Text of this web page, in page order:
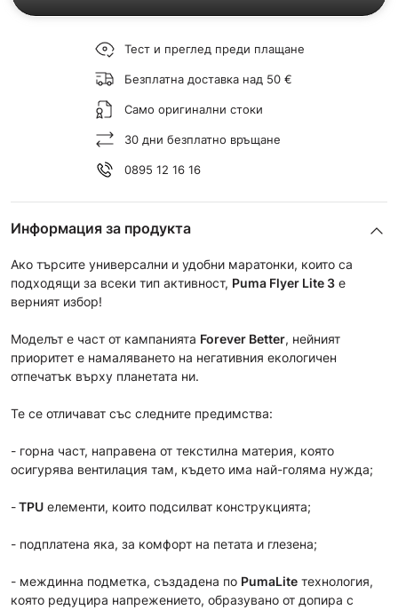
Тест и преглед преди плащане
Безплатна доставка над 50 €
Само оригинални стоки
30 дни безплатно връщане
0895 12 16 16
Информация за продукта
Ако търсите универсални и удобни маратонки, които са
подходящи за всеки тип активност, Puma Flyer Lite 3 е
верният избор!
Моделът е част от кампанията Forever Better, нейният
приоритет е намаляването на негативния екологичен
отпечатък върху планетата ни.
Те се отличават със следните предимства:
- горна част, направена от текстилна материя, която
осигурява вентилация там, където има най-голяма нужда;
-TPU елементи, които подсилват конструкцията;
- подплатена яка, за комфорт на петата и глезена;
- междинна подметка, създадена по PumaLite технология,
която редуцира напрежението, образувано от допира с